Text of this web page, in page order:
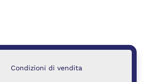
Condizioni di vendita